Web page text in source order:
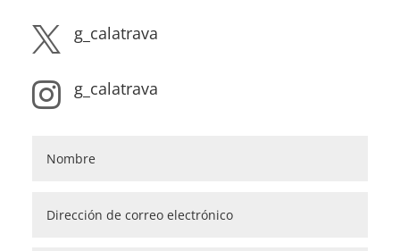
 g_calatrava
 g_calatrava